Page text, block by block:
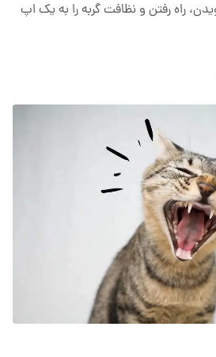
راه رفتن و نظافت گربه را به یک اپ